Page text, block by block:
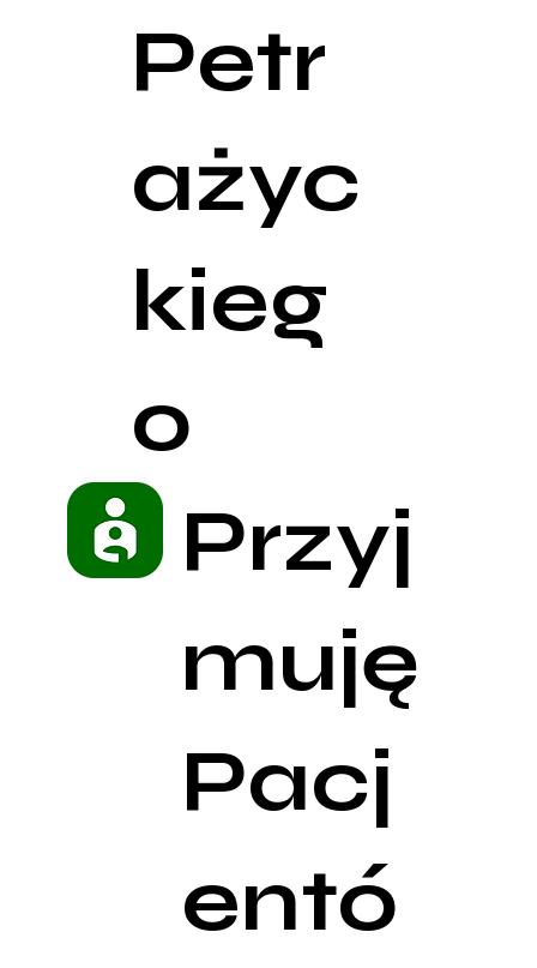
Przyj
muję
Pacj
entó
Petr
ażyc
kieg
o